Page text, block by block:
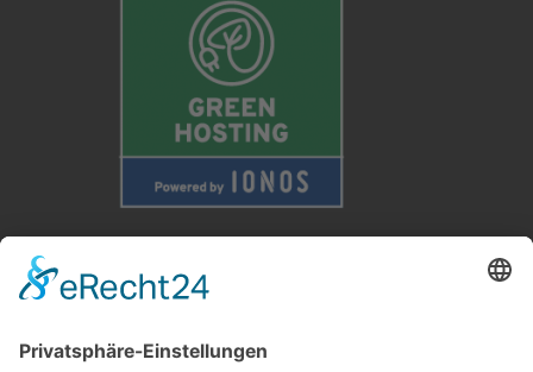
Weitere Informationen
Kontakt